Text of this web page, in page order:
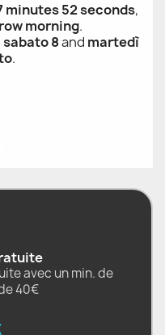
minutes 51 seconds,
morning.
sabato 8and martedì
.
avec un min. de
40€